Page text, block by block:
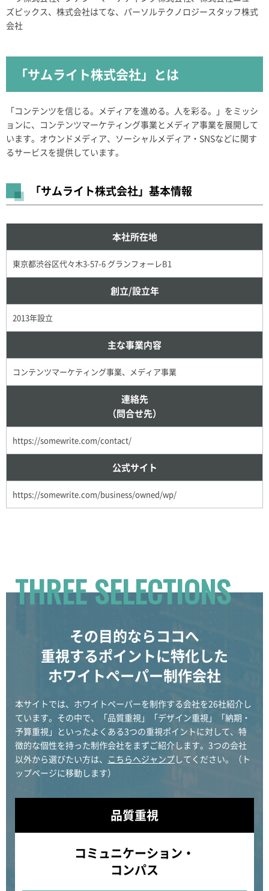
ズピックス、株式会社はてな、パーソルテクノロジースタッフ株式
会社
「サムライト株式会社」とは
「コンテンツを信じる。メディアを進める。人を彩る。」をミッシ
ョンに、コンテンツマーケティング事業とメディア事業を展開して
います。オウンドメディア、ソーシャルメディア・SNSなどに関す
るサービスを提供しています。
「サムライト株式会社」基本情報
本社所在地
東京都渋谷区代々木3-57-6 グランフォーレB1
創立/設立年
2013年設立
主な事業内容
コンテンツマーケティング事業、メディア事業
連絡先
（問合せ先）
https://somewrite.com/contact/
公式サイト
https://somewrite.com/business/owned/wp/
THREE SELECTIONS
その目的ならココへ
重視するポイントに特化した
ホワイトペーパー制作会社
本サイトでは、ホワイトペーパーを制作する会社を26社紹介し
ています。その中で、「品質重視」「デザイン重視」「納期・
予算重視」といったよくある3つの重視ポイントに対して、特
徴的な個性を持った制作会社をまずご紹介します。3つの会社
以外から選びたい方は、 こちらへジャンプしてください。（ト
ップページに移動します）
品質重視
コミュニケーション・
コンパス